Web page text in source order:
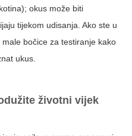
okus može biti
tijekom udisanja. Ako ste u
bočice za testiranje kako
ukus.
životni vijek